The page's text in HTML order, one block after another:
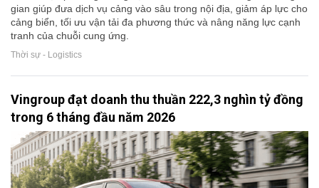
gian giúp đưa dịch vụ cảng vào sâu trong nội địa, giảm áp lực cho
cảng biển, tối ưu vận tải đa phương thức và nâng năng lực cạnh
tranh của chuỗi cung ứng.
Thời sự - Logistics
Vingroup đạt doanh thu thuần 222,3 nghìn tỷ đồng
trong 6 tháng đầu năm 2026